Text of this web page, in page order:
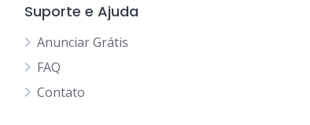
Suporte e Ajuda
Anunciar Grátis
FAQ
Contato